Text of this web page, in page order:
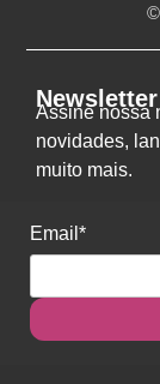
©
Newsletter
Assine nossa
novidades,
muito mais.
Email*